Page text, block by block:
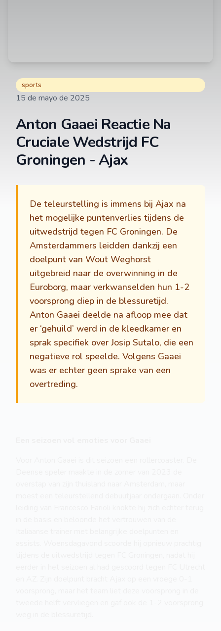
sports
15 de mayo de 2025
Anton Gaaei Reactie Na
Cruciale Wedstrijd FC
Groningen - Ajax
De teleurstelling is immens bij Ajax na
het mogelijke puntenverlies tijdens de
uitwedstrijd tegen FC Groningen. De
Amsterdammers leidden dankzij een
doelpunt van Wout Weghorst
uitgebreid naar de overwinning in de
Euroborg, maar verkwanselden hun 1-2
voorsprong diep in de blessuretijd.
Anton Gaaei deelde na afloop mee dat
er ‘gehuild’ werd in de kleedkamer en
sprak specifiek over Josip Sutalo, die een
negatieve rol speelde. Volgens Gaaei
was er echter geen sprake van een
overtreding.